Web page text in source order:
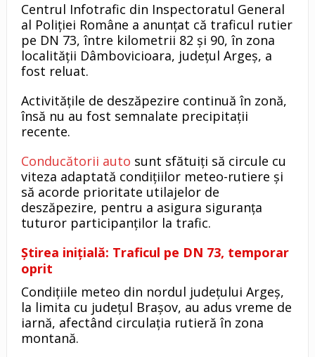
Centrul Infotrafic din Inspectoratul General
al Poliției Române a anunțat că traficul rutier
pe DN 73, între kilometrii 82 și 90, în zona
localității Dâmbovicioara, județul Argeș, a
fost reluat.
Activitățile de deszăpezire continuă în zonă,
însă nu au fost semnalate precipitații
recente.
Conducătorii auto sunt sfătuiți să circule cu
viteza adaptată condițiilor meteo-rutiere și
să acorde prioritate utilajelor de
deszăpezire, pentru a asigura siguranța
tuturor participanților la trafic.
Știrea inițială: Traficul pe DN 73, temporar
oprit
Condițiile meteo din nordul județului Argeș,
la limita cu județul Brașov, au adus vreme de
iarnă, afectând circulația rutieră în zona
montană.